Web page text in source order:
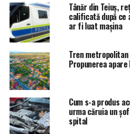
Tânăr din Teiuș,
calificată după
ar fi luat mașina
Tren
Propunerea apare
Cum s-a produs
urma căruia un
spital